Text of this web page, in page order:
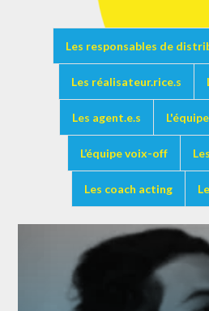
Les responsables de
Les réalisateur.rice.s
Les agent.e.s
L’équipe voix-off
Les coach acting